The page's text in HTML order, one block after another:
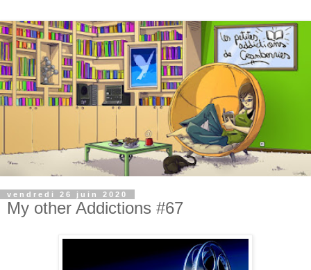
vendredi 26 juin 2020
My other Addictions #67